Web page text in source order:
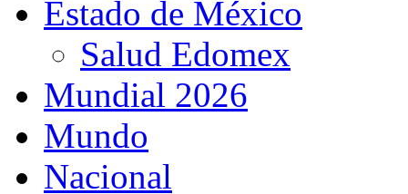
Estado de México
Salud Edomex
Mundial 2026
Mundo
Nacional